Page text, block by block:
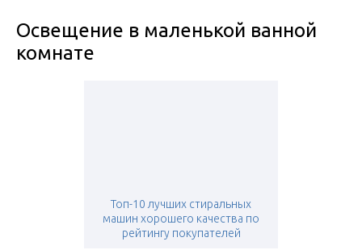
Освещение в маленькой ванной
комнате
Топ-10 лучших стиральных
машин хорошего качества по
рейтингу покупателей